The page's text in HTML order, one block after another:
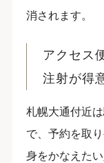
消されます。
アクセス
注射が得
札幌大通付近
で、予約を取
身をかなえた